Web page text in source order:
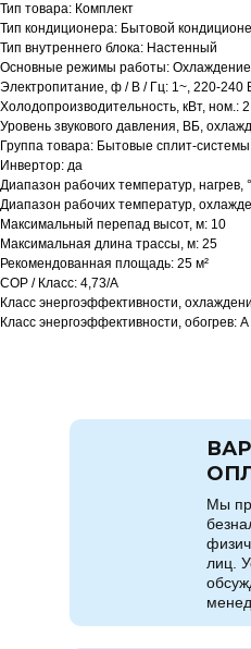
Тип товара: Комплект
Тип кондиционера: Бытовой
Тип внутреннего блока: Настенный
Основные режимы работы:
Электропитание, ф / В / Гц: 1~, 220-240
Холодопроизводительность, кВт, ном.:
Уровень звукового давления, ВБ,
Группа товара: Бытовые сплит-системы
Инвертор: да
Диапазон рабочих температур, нагрев,
Диапазон рабочих температур,
Максимальный перепад высот, м: 10
Максимальная длина трассы, м: 25
Рекомендованная площадь: 25 м²
COP / Класс: 4,73/A
Класс энергоэффективности,
Класс энергоэффективности, обогрев: A
Мы
лиц.